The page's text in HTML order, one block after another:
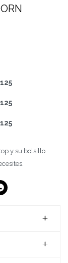
y su bolsillo